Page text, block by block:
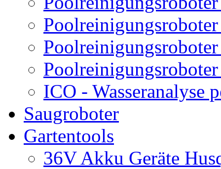
ICO - Wasseranalyse
Saugroboter
Gartentools
36V Akku Geräte